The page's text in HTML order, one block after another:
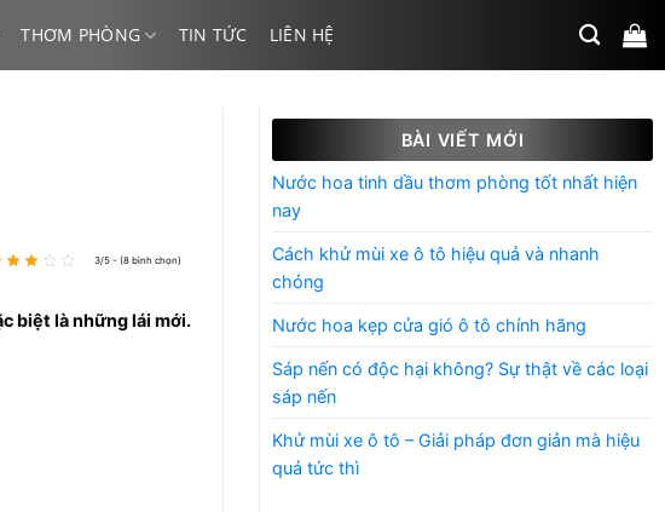
THƠM PHÒNG TIN TỨC LIÊN HỆ
3/5 - (8 bình chọn)
biệt là những lái mới.
BÀI VIẾT MỚI
Nước hoa tinh dầu thơm phòng tốt nhất hiện
nay
Cách khử mùi xe ô tô hiệu quả và nhanh
chóng
Nước hoa kẹp cửa gió ô tô chính hãng
Sáp nến có độc hại không? Sự thật về các loại
sáp nến
Khử mùi xe ô tô – Giải pháp đơn giản mà hiệu
quả tức thì